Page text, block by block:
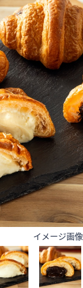
イメージ画像